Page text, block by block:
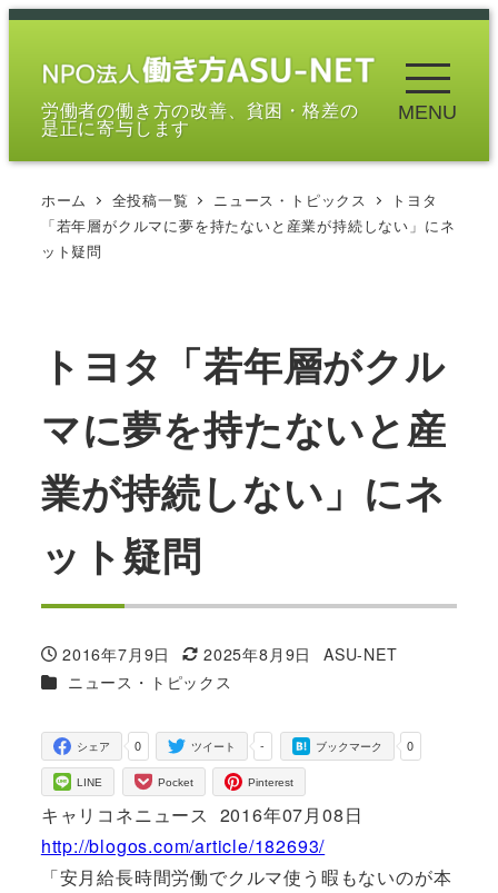
メ
労働者の働き方の改善、貧困・格差の
是正に寄与します
MENU
ホーム 全投稿一覧 ニュース・トピックス
トヨタ
「若年層がクルマに夢を持たないと産業が持続しない」にネ
ット疑問
トヨタ「若年層がクル
マに夢を持たないと産
業が持続しない」にネ
ット疑問
投稿日
2016年7月9日
更新日
2025年8月9日
著
ASU-NET
カテゴリー
ニュース・トピックス
0
シェア -
ツイート 0
ブックマーク
LINE Pocket Pinterest
キャリコネニュース 2016年07月08日
http://blogos.com/article/182693/
「安月給長時間労働でクルマ使う暇もないのが本